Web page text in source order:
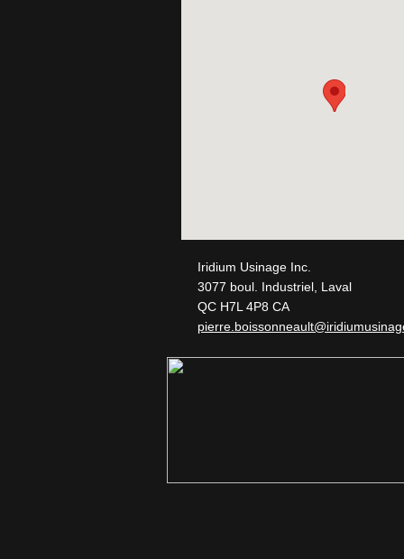
Iridium Usinage Inc.
3077 boul. Industriel, Laval
QC H7L 4P8 CA
pierre.boissonneault@iridiumusi